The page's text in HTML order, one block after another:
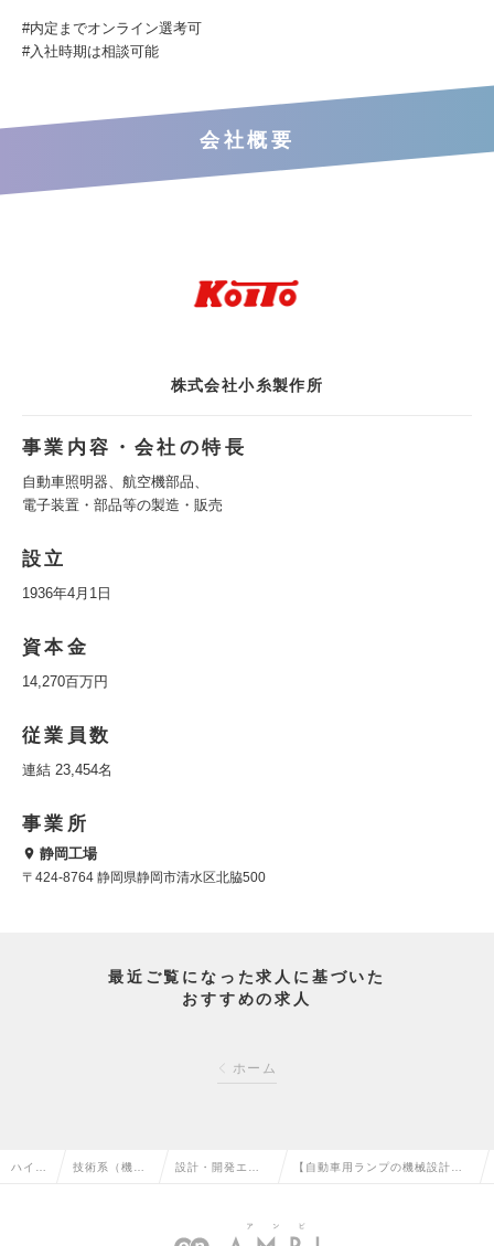
#内定までオンライン選考可
#入社時期は相談可能
会社概要
株式会社小糸製作所
事業内容・会社の特長
自動車照明器、航空機部品、
電子装置・部品等の製造・販売
設立
1936年4月1日
資本金
14,270百万円
従業員数
連結 23,454名
事業所
静岡工場
〒424-8764 静岡県静岡市清水区北脇500
最近ご覧になった求人に基づいた
おすすめの求人
ホーム
ハイク 技術系（機 設計・開発エン
車・輸送機器）
【自動車用ランプの機械設計】
載用ランプメーカー～の求人情